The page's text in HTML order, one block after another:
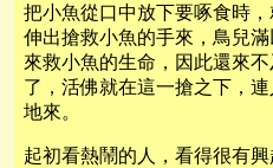
把小魚從口中放下要啄食時
伸出搶救小魚的手來，鳥兒
來救小魚的生命，因此還來
了，活佛就在這一搶之下，
地來。
起初看熱鬧的人，看得很有